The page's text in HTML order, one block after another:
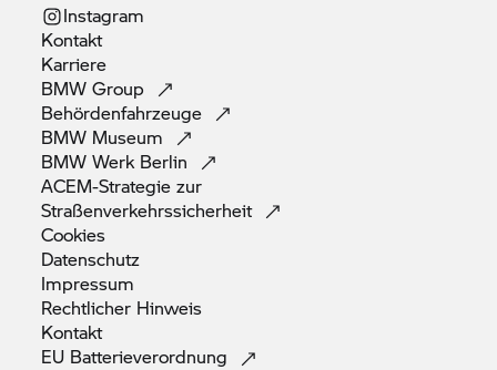
Instagram
Kontakt
Karriere
BMWGroup
Behördenfahrzeuge
BMW Museum
BMW Werk Berlin
ACEM-Strategie zur
Straßenverkehrssicherheit
Cookies
Datenschutz
Impressum
Rechtlicher Hinweis
Kontakt
EU Batterieverordnung